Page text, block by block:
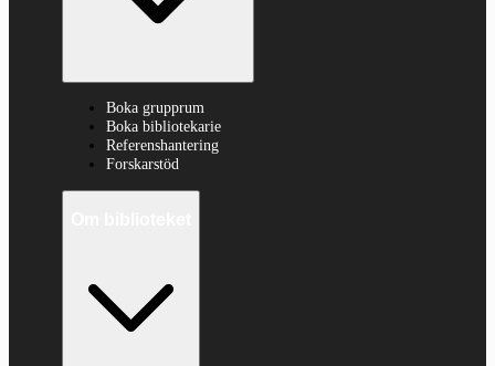
Boka grupprum
Boka bibliotekarie
Referenshantering
Forskarstöd